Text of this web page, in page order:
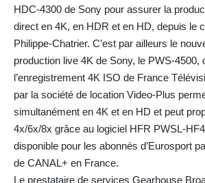
HDC-4300 de Sony pour assurer la
direct en 4K, en HDR et en HD, depuis le
Philippe-Chatrier. C’est par ailleurs le
production live 4K de Sony, le PWS-4500,
l’enregistrement 4K ISO de France
par la société de location Video-Plus
simultanément en 4K et en HD et peut
4x/6x/8x grâce au logiciel HFR PWSL-
disponible pour les abonnés d’Eurosport
de CANAL+ en France.
Le prestataire de services Gearhouse